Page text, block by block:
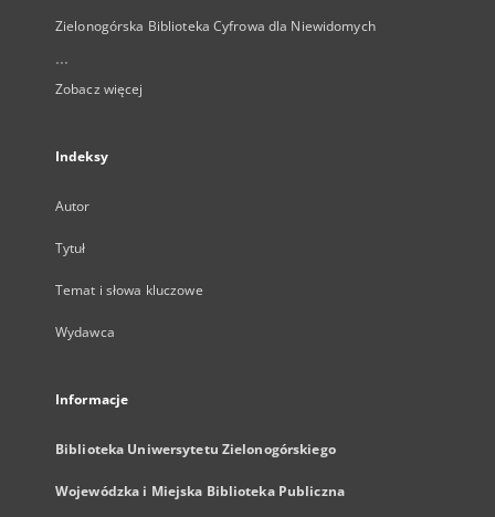
Zielonogórska Biblioteka Cyfrowa dla Niewidomych
...
Zobacz więcej
Indeksy
Autor
Tytuł
Temat i słowa kluczowe
Wydawca
Informacje
Biblioteka Uniwersytetu Zielonogórskiego
Wojewódzka i Miejska Biblioteka Publiczna